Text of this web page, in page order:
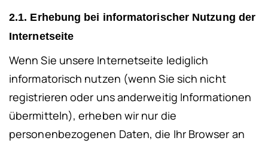
2.1. Erhebung bei informatorischer Nutzung der
Internetseite
Wenn Sie unsere Internetseite lediglich
informatorisch nutzen (wenn Sie sich nicht
registrieren oder uns anderweitig Informationen
übermitteln), erheben wir nur die
personenbezogenen Daten, die Ihr Browser an